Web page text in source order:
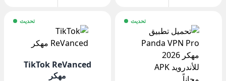
تحديث تحديث
TikTok ReVanced
مهكر